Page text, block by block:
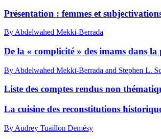
Présentation : femmes et
By Abdelwahed Mekki-Berrada
De la « complicité » des imams dans
By Abdelwahed Mekki-Berrada and Stephen L.
Liste des comptes rendus non
La cuisine des reconstitutions
By Audrey Tuaillon Demésy